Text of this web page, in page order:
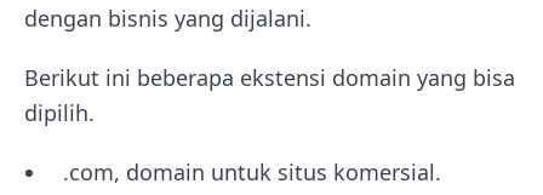
dengan bisnis yang dijalani.
Berikut ini beberapa ekstensi domain yang bisa
dipilih.
.com, domain untuk situs komersial.